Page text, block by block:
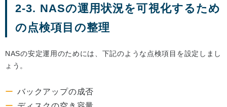
2-3. NASの運用状況を可視化するため
の点検項目の整理
NASの安定運用のためには、下記のような点検項目を設定しまし
ょう。
バックアップの成否